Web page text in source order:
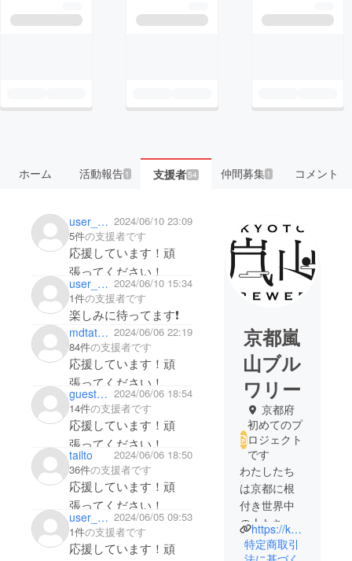
ホーム 活動報告1 支援者54 仲間募集 1 コメント
user_cd9ca9ec2f64 2024/06/10 23:09
5件の支援者です
応援しています！頑
張ってください！
user_181af5ffe8a4 2024/06/10 15:34
1件の支援者です
楽しみに待ってます❗️
mdtatsuofukai 2024/06/06 22:19
84件の支援者です
応援しています！頑
張ってください！
guest6d6f6177df64 2024/06/06 18:54
14件の支援者です
応援しています！頑
張ってください！
tailto
2024/06/06 18:50
36件の支援者です
応援しています！頑
張ってください！
user_d581c3727214 2024/06/05 09:53
1件の支援者です
応援しています！頑
京都嵐
山ブル
ワリー
京都府
初めてのプ
ロジェクト
です
わたしたち
は京都に根
付き世界中
の人たちに
笑顔で味
わって貰え
https://kyoto-arashiyamabrewery.com
特定商取引